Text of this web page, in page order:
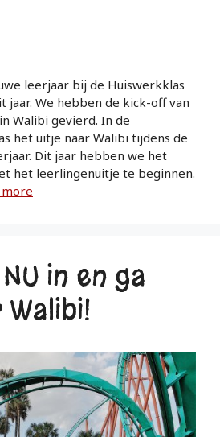
leerjaar bij de Huiswerkklas
jaar. We hebben de kick-off van
Walibi gevierd. In de
het uitje naar Walibi tijdens de
Dit jaar hebben we het
het leerlingenuitje te beginnen.
more
in en ga